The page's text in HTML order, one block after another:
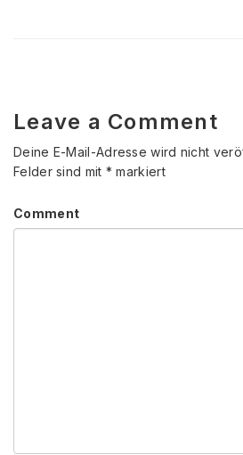
Leave a Comment
Deine E-Mail-Adresse wird nicht
Felder sind mit * markiert
Comment